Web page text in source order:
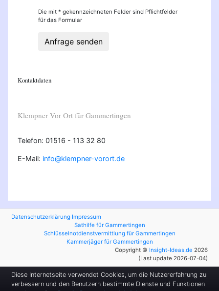
Die mit * gekennzeichneten Felder sind Pflichtfelder
für das Formular
Anfrage senden
Kontaktdaten
Klempner Vor Ort für Gammertingen
Telefon: 01516 - 113 32 80
E-Mail: info@klempner-vorort.de
Datenschutzerklärung Impressum
Sathilfe für Gammertingen
Schlüsselnotdienstvermittlung für Gammertingen
Kammerjäger für Gammertingen
Copyright © Insight-Ideas.de 2026
(Last update 2026-07-04)
Diese Internetseite verwendet Cookies, um die Nutzererfahrung zu
verbessern und den Benutzern bestimmte Dienste und Funktionen